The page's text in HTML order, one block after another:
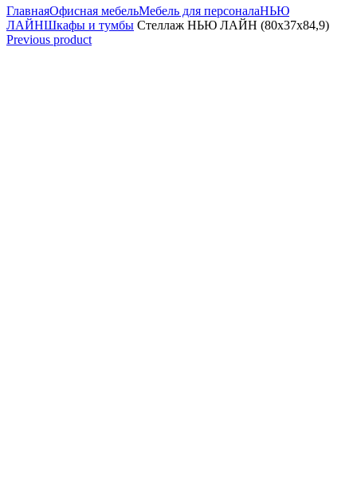
ГлавнаяОфисная мебельМебель для персоналаНЬЮ
ЛАЙНШкафы и тумбы Стеллаж НЬЮ ЛАЙН (80x37x84,9)
Previous product